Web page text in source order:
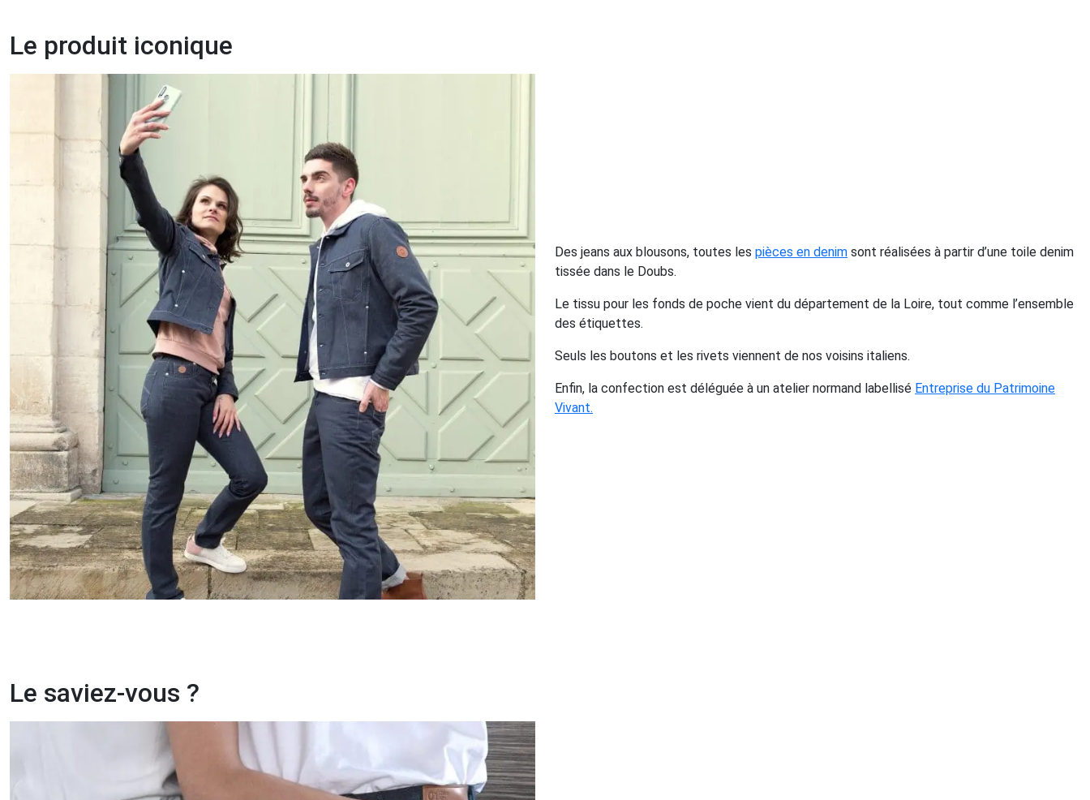
Le produit iconique
Des jeans aux blousons, toutes les pièces en denim sont réalisées à partir d’une toile denim
tissée dans le Doubs.
Le tissu pour les fonds de poche vient du département de la Loire, tout comme l’ensemble
des étiquettes.
Seuls les boutons et les rivets viennent de nos voisins italiens.
Enfin, la confection est déléguée à un atelier normand labellisé Entreprise du Patrimoine
Vivant.
Le saviez-vous ?